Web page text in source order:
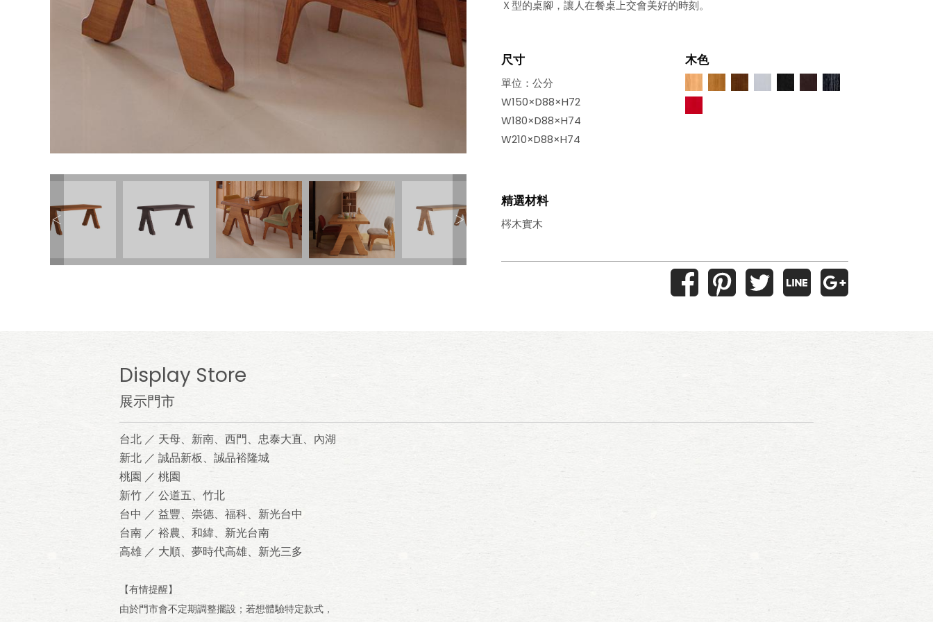
Ｘ型的桌腳，讓人在餐桌上交會美好的時刻。
尺寸
單位：公分
W150×D88×H72
W180×D88×H74
W210×D88×H74
木色
精選材料
梣木實木
Display Store
展示門市
台北 ／ 天母、新南、西門、忠泰大直、內湖
新北 ／ 誠品新板、誠品裕隆城
桃園 ／ 桃園
新竹 ／ 公道五、竹北
台中 ／ 益豐、崇德、福科、新光台中
台南 ／ 裕農、和緯、新光台南
高雄 ／ 大順、夢時代高雄、新光三多
【有情提醒】
由於門市會不定期調整擺設；若想體驗特定款式，